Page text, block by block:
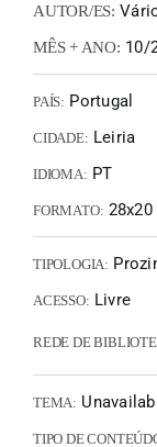
AUTOR/ES:
MÊS + ANO: 10/
PAÍS: Portugal
CIDADE: Leiria
IDIOMA: PT
FORMATO:
TIPOLOGIA:
ACESSO: Livre
REDE DE
TEMA:
TIPO DE